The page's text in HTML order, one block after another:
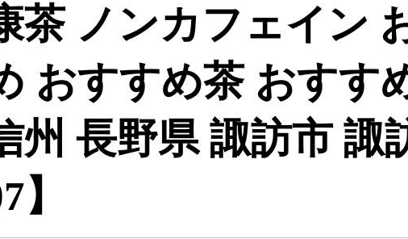
茶 ノンカフェイン
おすすめ茶 おすす
州 長野県 諏訪市 諏
】